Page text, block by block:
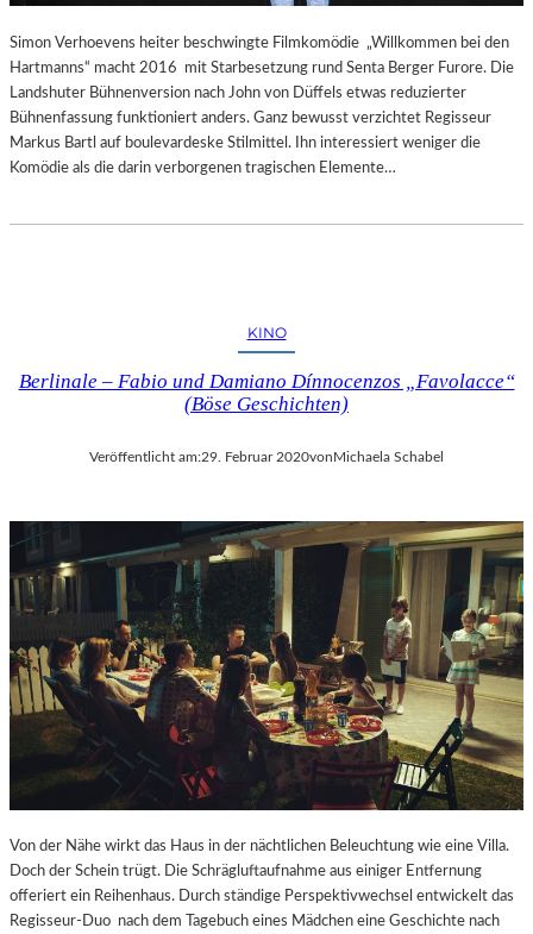
M
F
Ü
H
L
T
Simon Verhoevens heiter beschwingte Filmkomödie „Willkommen bei den
Hartmanns“ macht 2016 mit Starbesetzung rund Senta Berger Furore. Die
Landshuter Bühnenversion nach John von Düffels etwas reduzierter
Bühnenfassung funktioniert anders. Ganz bewusst verzichtet Regisseur
Markus Bartl auf boulevardeske Stilmittel. Ihn interessiert weniger die
Komödie als die darin verborgenen tragischen Elemente…
KINO
Berlinale – Fabio und Damiano Dínnocenzos „Favolacce“
(Böse Geschichten)
Veröffentlicht am:29. Februar 2020vonMichaela Schabel
Von der Nähe wirkt das Haus in der nächtlichen Beleuchtung wie eine Villa.
Doch der Schein trügt. Die Schrägluftaufnahme aus einiger Entfernung
offeriert ein Reihenhaus. Durch ständige Perspektivwechsel entwickelt das
Regisseur-Duo nach dem Tagebuch eines Mädchen eine Geschichte nach